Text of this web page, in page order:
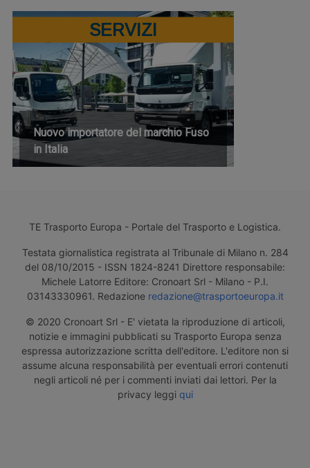
SERVIZI
Nuovo importatore del marchio Fuso
in Italia
TE Trasporto Europa - Portale del Trasporto e Logistica.
Testata giornalistica registrata al Tribunale di Milano n. 284
del 08/10/2015 - ISSN 1824-8241 Direttore responsabile:
Michele Latorre Editore: Cronoart Srl - Milano - P.I.
03143330961. Redazione redazione@trasportoeuropa.it
© 2020 Cronoart Srl - E' vietata la riproduzione di articoli,
notizie e immagini pubblicati su Trasporto Europa senza
espressa autorizzazione scritta dell'editore. L'editore non si
assume alcuna responsabilità per eventuali errori contenuti
negli articoli né per i commenti inviati dai lettori. Per la
privacy leggi qui